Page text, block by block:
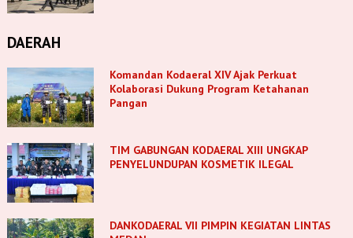
DAERAH
Komandan Kodaeral XIV Ajak Perkuat
Kolaborasi Dukung Program Ketahanan
Pangan
TIM GABUNGAN KODAERAL XIII UNGKAP
PENYELUNDUPAN KOSMETIK ILEGAL
DANKODAERAL VII PIMPIN KEGIATAN LINTAS